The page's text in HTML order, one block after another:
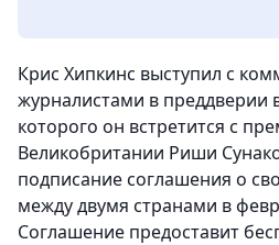
Крис Хипкинс выступил с
журналистами в преддверии
которого он встретится с
Великобритании Риши
подписание соглашения о
между двумя странами в
Соглашение предоставит